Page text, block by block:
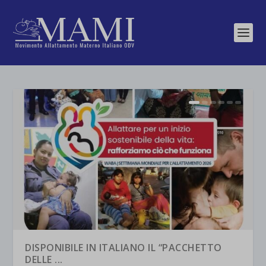
DISPONIBILE IN ITALIANO IL “PACCHETTO
DELLE ...